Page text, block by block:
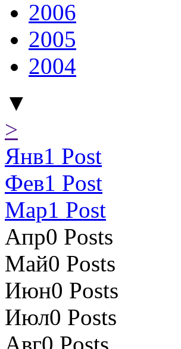
2006
2005
2004
▼
>
Янв1 Post
Фев1 Post
Мар1 Post
Апр0 Posts
Май0 Posts
Июн0 Posts
Июл0 Posts